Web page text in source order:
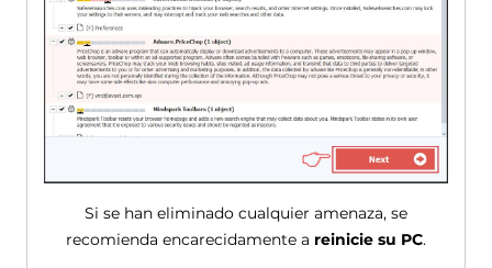
Si se han eliminado cualquier amenaza, se
recomienda encarecidamente a reinicie su PC.